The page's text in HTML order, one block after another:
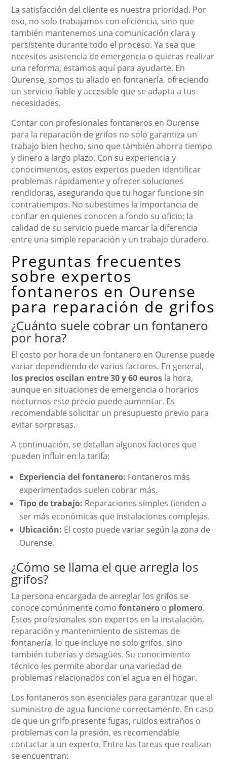
La satisfacción del cliente es nuestra prioridad. Por
eso, no solo trabajamos con eficiencia, sino que
también mantenemos una comunicación clara y
persistente durante todo el proceso. Ya sea que
necesites asistencia de emergencia o quieras realizar
una reforma, estamos aquí para ayudarte. En
Ourense, somos tu aliado en fontanería, ofreciendo
un servicio fiable y accesible que se adapta a tus
necesidades.
Contar con profesionales fontaneros en Ourense
para la reparación de grifos no solo garantiza un
trabajo bien hecho, sino que también ahorra tiempo
y dinero a largo plazo. Con su experiencia y
conocimientos, estos expertos pueden identificar
problemas rápidamente y ofrecer soluciones
rendidoras, asegurando que tu hogar funcione sin
contratiempos. No subestimes la importancia de
confiar en quienes conocen a fondo su oficio; la
calidad de su servicio puede marcar la diferencia
entre una simple reparación y un trabajo duradero.
Preguntas frecuentes
sobre expertos
fontaneros en Ourense
para reparación de grifos
¿Cuánto suele cobrar un fontanero
por hora?
El costo por hora de un fontanero en Ourense puede
variar dependiendo de varios factores. En general,
los precios oscilan entre 30 y 60 euros la hora,
aunque en situaciones de emergencia o horarios
nocturnos este precio puede aumentar. Es
recomendable solicitar un presupuesto previo para
evitar sorpresas.
A continuación, se detallan algunos factores que
pueden influir en la tarifa:
Experiencia del fontanero: Fontaneros más
experimentados suelen cobrar más.
Tipo de trabajo: Reparaciones simples tienden a
ser más económicas que instalaciones complejas.
Ubicación: El costo puede variar según la zona de
Ourense.
¿Cómo se llama el que arregla los
grifos?
La persona encargada de arreglar los grifos se
conoce comúnmente comofontanero o plomero.
Estos profesionales son expertos en la instalación,
reparación y mantenimiento de sistemas de
fontanería, lo que incluye no solo grifos, sino
también tuberías y desagües. Su conocimiento
técnico les permite abordar una variedad de
problemas relacionados con el agua en el hogar.
Los fontaneros son esenciales para garantizar que el
suministro de agua funcione correctamente. En caso
de que un grifo presente fugas, ruidos extraños o
problemas con la presión, es recomendable
contactar a un experto. Entre las tareas que realizan
se encuentran: